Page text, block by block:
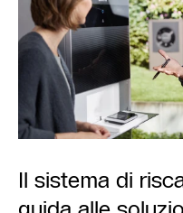
Il sistema di